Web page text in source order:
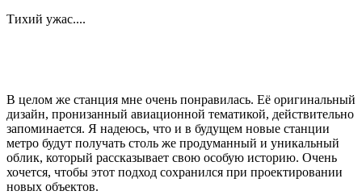
Тихий ужас....
В целом же станция мне очень понравилась. Её оригинальный
дизайн, пронизанный авиационной тематикой, действительно
запоминается. Я надеюсь, что и в будущем новые станции
метро будут получать столь же продуманный и уникальный
облик, который рассказывает свою особую историю. Очень
хочется, чтобы этот подход сохранился при проектировании
новых объектов.